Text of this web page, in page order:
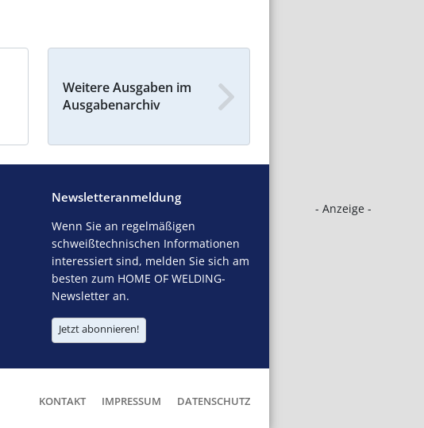
- Anzeige -
Weitere Ausgaben im
Ausgabenarchiv
Newsletteranmeldung
Wenn Sie an regelmäßigen
schweißtechnischen Informationen
interessiert sind, melden Sie sich am
besten zum HOME OF WELDING-
Newsletter an.
Jetzt abonnieren!
KONTAKT IMPRESSUM DATENSCHUTZ